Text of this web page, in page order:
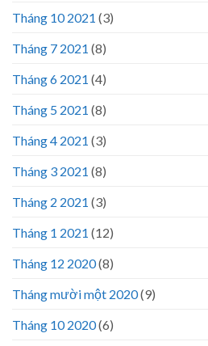
Tháng 10 2021 (3)
Tháng 7 2021 (8)
Tháng 6 2021 (4)
Tháng 5 2021 (8)
Tháng 4 2021 (3)
Tháng 3 2021 (8)
Tháng 2 2021 (3)
Tháng 1 2021 (12)
Tháng 12 2020(8)
Tháng mười một 2020(9)
Tháng 10 2020(6)